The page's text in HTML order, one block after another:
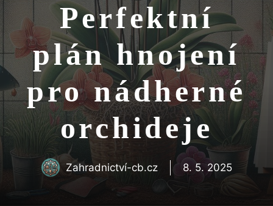
Perfektní
plán hnojení
pro nádherné
orchideje
Zahradnictví-cb.cz 8. 5. 2025